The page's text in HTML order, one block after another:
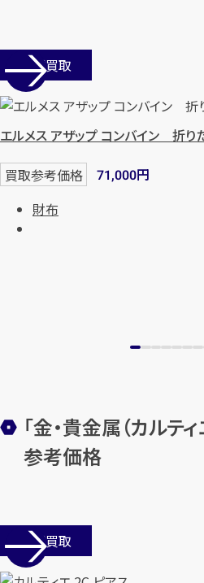
店舗買取
エルメス アザップ コンバイン 折り
買取参考価格 71,000円
財布
「金・貴金属（カルテ
参考価格
店舗買取